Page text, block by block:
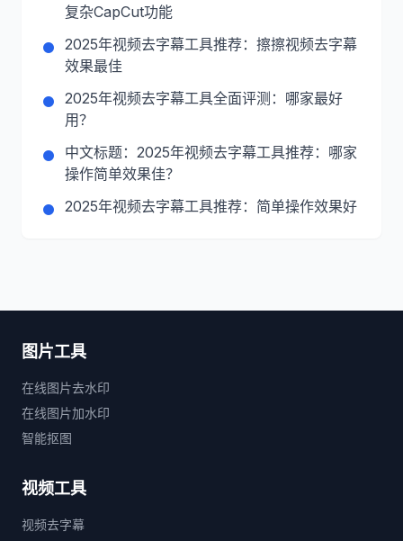
复杂CapCut功能
2025年视频去字幕工具推荐：擦擦视频去字幕
效果最佳
2025年视频去字幕工具全面评测：哪家最好
用？
中文标题：2025年视频去字幕工具推荐：哪家
操作简单效果佳？
2025年视频去字幕工具推荐：简单操作效果好
图片工具
在线图片去水印
在线图片加水印
智能抠图
视频工具
视频去字幕